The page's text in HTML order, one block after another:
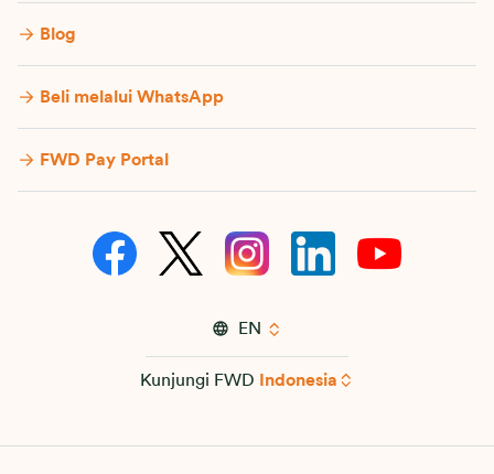
Blog
Beli melalui WhatsApp
FWD Pay Portal
EN
Kunjungi FWD Indonesia